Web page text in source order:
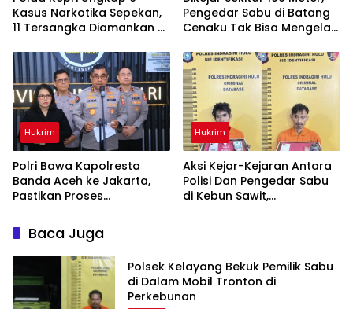
Kasus Narkotika Sepekan,
11 Tersangka Diamankan &
Pengedar Sabu di Batang
Cenaku Tak Bisa Mengelak
Hukrim
Polri Bawa Kapolresta
Banda Aceh ke Jakarta,
Pastikan Proses
dan Transparan
Hukrim
Aksi Kejar-Kejaran Antara
Polisi Dan Pengedar Sabu
di Kebun Sawit,
Baca Juga
Polsek Kelayang Bekuk Pemilik Sabu
di Dalam Mobil Tronton di
Perkebunan